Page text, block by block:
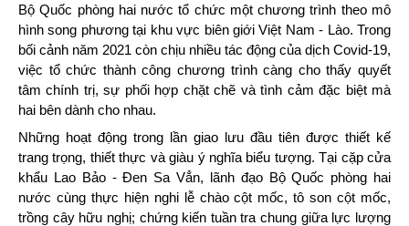
Bộ Quốc phòng hai nước tổ chức một chương trình theo mô
hình song phương tại khu vực biên giới Việt Nam - Lào. Trong
bối cảnh năm 2021 còn chịu nhiều tác động của dịch Covid-19,
việc tổ chức thành công chương trình càng cho thấy quyết
tâm chính trị, sự phối hợp chặt chẽ và tình cảm đặc biệt mà
hai bên dành cho nhau.
Những hoạt động trong lần giao lưu đầu tiên được thiết kế
trang trọng, thiết thực và giàu ý nghĩa biểu tượng. Tại cặp cửa
khẩu Lao Bảo - Đen Sa Vẳn, lãnh đạo Bộ Quốc phòng hai
nước cùng thực hiện nghi lễ chào cột mốc, tô son cột mốc,
trồng cây hữu nghị; chứng kiến tuần tra chung giữa lực lượng